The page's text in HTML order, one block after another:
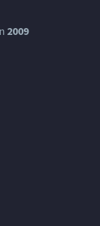
2009